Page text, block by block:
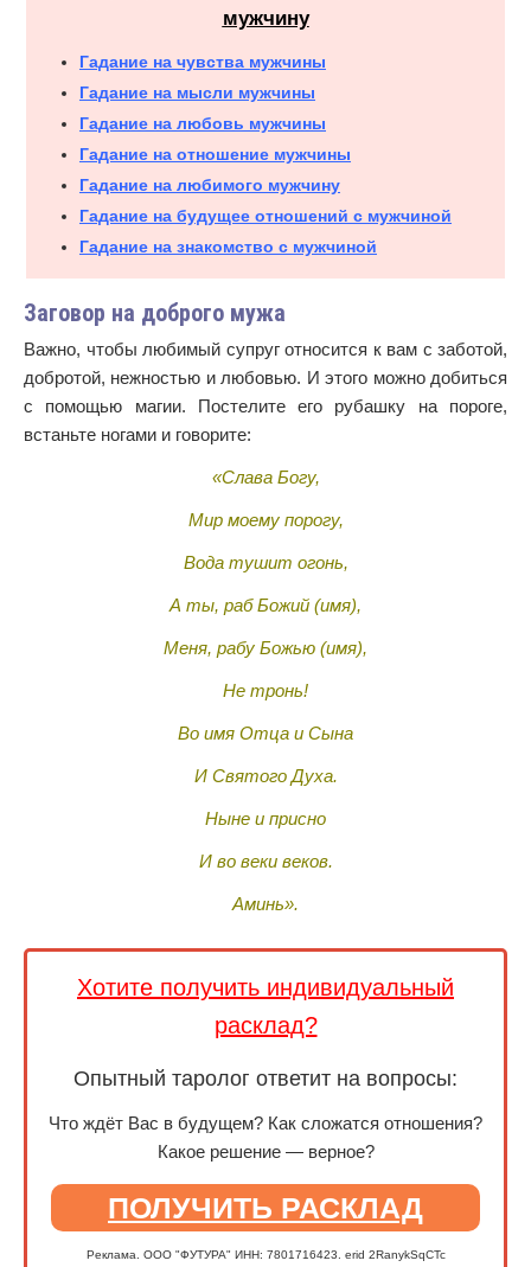
мужчину
Гадание на чувства мужчины
Гадание на мысли мужчины
Гадание на любовь мужчины
Гадание на отношение мужчины
Гадание на любимого мужчину
Гадание на будущее отношений с мужчиной
Гадание на знакомство с мужчиной
Заговор на доброго мужа
Важно, чтобы любимый супруг относится к вам с заботой,
добротой, нежностью и любовью. И этого можно добиться
с помощью магии. Постелите его рубашку на пороге,
встаньте ногами и говорите:
«Слава Богу,
Мир моему порогу,
Вода тушит огонь,
А ты, раб Божий (имя),
Меня, рабу Божью (имя),
Не тронь!
Во имя Отца и Сына
И Святого Духа.
Ныне и присно
И во веки веков.
Аминь».
Хотите получить индивидуальный
расклад?
Опытный таролог ответит на вопросы:
Что ждёт Вас в будущем? Как сложатся отношения?
Какое решение — верное?
ПОЛУЧИТЬ РАСКЛАД
Реклама. ООО "ФУТУРА" ИНН: 7801716423. erid 2RanykSqCTc